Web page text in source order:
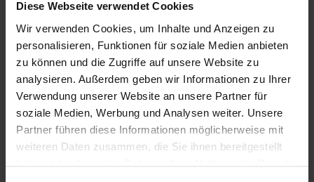
Diese Webseite verwendet Cookies
Wir verwenden Cookies, um Inhalte und Anzeigen zu
personalisieren, Funktionen für soziale Medien anbieten
zu können und die Zugriffe auf unsere Website zu
analysieren. Außerdem geben wir Informationen zu Ihrer
Verwendung unserer Website an unsere Partner für
soziale Medien, Werbung und Analysen weiter. Unsere
Partner führen diese Informationen möglicherweise mit
weiteren Daten zusammen, die Sie ihnen bereitgestellt
haben oder die sie im Rahmen Ihrer Nutzung der Dienste
E-Mail-Adresse
Faxnummer